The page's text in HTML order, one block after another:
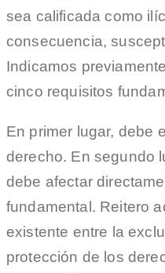
sea calificada como
consecuencia,
Indicamos
cinco requisitos
En primer lugar, debe
derecho. En segundo
debe afectar
fundamental. Reitero
existente entre la
protección de los